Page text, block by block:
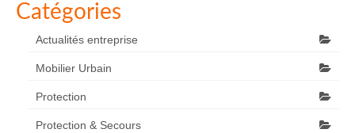
Catégories
Actualités entreprise
Mobilier Urbain
Protection
Protection & Secours